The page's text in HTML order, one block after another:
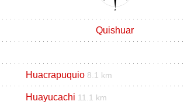
Quishuar
Huacrapuquio 8.1 km
Huayucachi 11.1 km